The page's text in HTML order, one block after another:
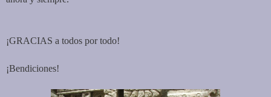
¡GRACIAS a todos por todo!
¡Bendiciones!